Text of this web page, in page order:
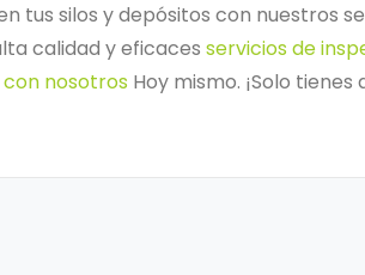
tus silos y depósitos con nuestros
calidad y eficaces servicios de
nosotros Hoy mismo. ¡Solo